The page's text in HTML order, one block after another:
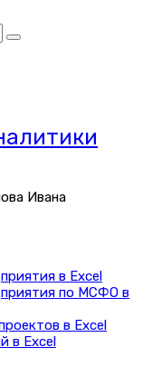
Ивана
в Excel
по МСФО в
в Excel
в Excel